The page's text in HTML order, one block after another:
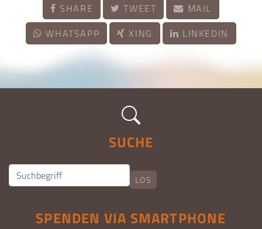
SHARE TWEET
MAIL
WHATSAPP
XING LINKEDIN
SUCHE
LOS
SPENDEN VIA SMARTPHONE